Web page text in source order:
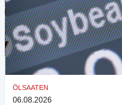
ÖLSAATEN
06.08.2026